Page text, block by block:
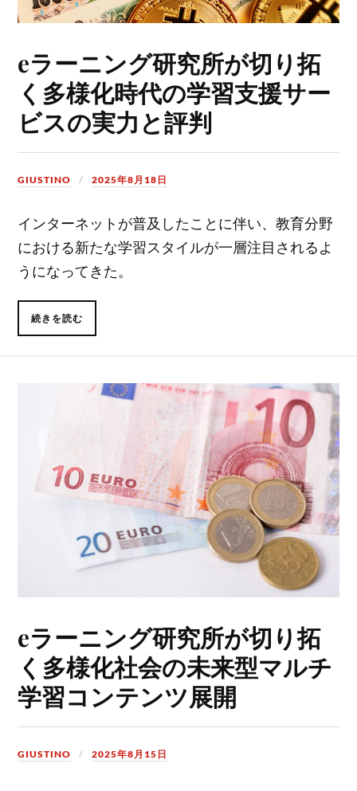
eラーニング研究所が切り拓
く多様化時代の学習支援サー
ビスの実力と評判
GIUSTINO 2025年8月18日
インターネットが普及したことに伴い、教育分野
における新たな学習スタイルが一層注目されるよ
うになってきた。
続きを読む
eラーニング研究所が切り拓
く多様化社会の未来型マルチ
学習コンテンツ展開
GIUSTINO 2025年8月15日